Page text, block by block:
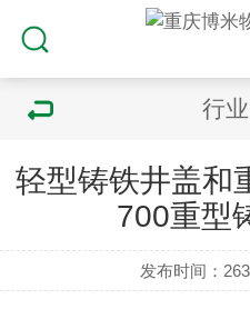
行
轻型铸铁井盖和
700重型
发布时间：263